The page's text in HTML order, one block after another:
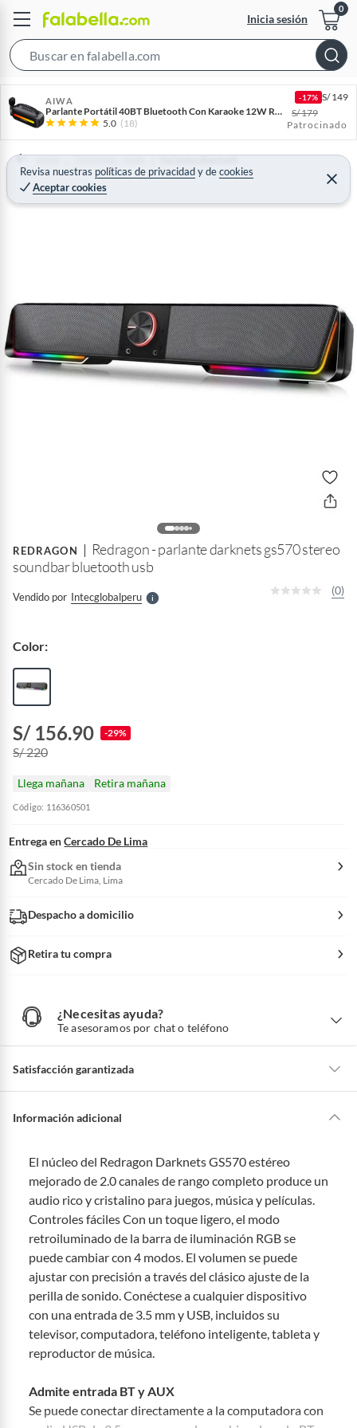
Inicia sesión
h
B
AIWA
Parlante Portátil 40BT Bluetooth Con Karaoke 12W RMS
5.0 (18)
-17% S/149
S/179
Patrocinado
Revisa nuestras políticas de privacidadydecookies
Aceptar cookies
C
e
r
Home Tecnología - Audio Parlantes Bluetooth
REDRAGON
Redragon - parlante darknets gs570 stereo
soundbar bluetooth usb
Vendido por IntecglobalperuS
l
l
e
(0)
Color:
S/ 156.90 -29%
S/ 220
Llega mañana Retira mañana
Código: 116360501
Entrega en Cercado De Lima
Sin stock en tienda
Cercado De Lima, Lima
Despacho a domicilio
Retira tu compra
¿Necesitas ayuda?
Te asesoramos por chat o teléfono
N
e
d
Satisfacción garantizada
hacer una devolución.
Conoce cuáles son:
Productos vendidos por
Falabella, Tottus y otros vendedores tienen:
48 horas: cemento, mezclas de hormigón, morteros, yeso y otros
productos para asfalto, hormigón, albañilería.
7 días: colchones y productos de combustión.
Productos vendidos porSodimactienen:
48 horas: cemento, mezclas de hormigón, morteros, yeso y otros
productos para asfalto.
7 días: productos eléctricos o a combustión, electrodomésticos,
tecnología, línea blanca, colchones, muebles, bicicletas y
No se pueden devolver o cambiar bajo cambio de opinión
Productos de compra internacional.
Información adicional
El núcleo del Redragon Darknets GS570 estéreo
mejorado de 2.0 canales de rango completo produce un
audio rico y cristalino para juegos, música y películas.
Controles fáciles Con un toque ligero, el modo
retroiluminado de la barra de iluminación RGB se
puede cambiar con 4 modos. El volumen se puede
ajustar con precisión a través del clásico ajuste de la
perilla de sonido. Conéctese a cualquier dispositivo
con una entrada de 3.5 mm y USB, incluidos su
televisor, computadora, teléfono inteligente, tableta y
reproductor de música.
Admite entrada BT y AUX
Se puede conectar directamente a la computadora con